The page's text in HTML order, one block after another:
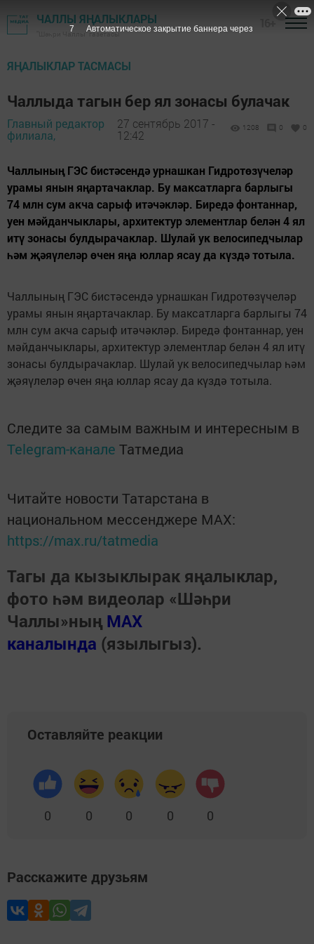
ЧАЛЛЫ ЯҢАЛЫКЛАРЫ
"Шәһри Чаллы" газетасы
ЯҢАЛЫКЛАР ТАСМАСЫ
Чаллыда тагын бер ял зонасы булачак
Главный редактор
филиала,
27 сентябрь 2017 -
12:42
1208 0 0
Чал­лы­ның ГЭС бис­тә­сен­дә ур­наш­кан Гид­ро­тө­зү­че­ләр
ура­мы янын яңар­та­чак­лар. Бу мак­сат­лар­га бар­лы­гы
74 млн сум ак­ча са­рыф итә­чәк­ләр. Би­ре­дә фон­тан­нар,
уен мәй­дан­чык­ла­ры, ар­хи­тек­тур эле­мент­лар бе­лән 4 ял
итү зо­на­сы бул­ды­ра­чак­лар. Шу­лай ук ве­ло­си­пед­чы­лар
һәм җә­яү­ле­ләр өчен яңа юл­лар ясау да күз­дә то­ты­ла.
Чал­лы­ның ГЭС бис­тә­сен­дә ур­наш­кан Гид­ро­тө­зү­че­ләр
ура­мы янын яңар­та­чак­лар. Бу мак­сат­лар­га бар­лы­гы 74
млн сум ак­ча са­рыф итә­чәк­ләр. Би­ре­дә фон­тан­нар, уен
мәй­дан­чык­ла­ры, ар­хи­тек­тур эле­мент­лар бе­лән 4 ял итү
зо­на­сы бул­ды­ра­чак­лар. Шу­лай ук ве­ло­си­пед­чы­лар һәм
җә­яү­ле­ләр өчен яңа юл­лар ясау да күз­дә то­ты­ла.
Следите за самым важным и интересным в
Telegram-канале Татмедиа
Читайте новости Татарстана в
национальном мессенджере MАХ:
https://max.ru/tatmedia
Тагы да кызыклырак яңалыклар,
фото һәм видеолар «Шәһри
Чаллы»ның MAX
каналында (язылыгыз).
Оставляйте реакции
0 0 0 0 0
Расскажите друзьям
6 Автоматическое закрытие баннера через